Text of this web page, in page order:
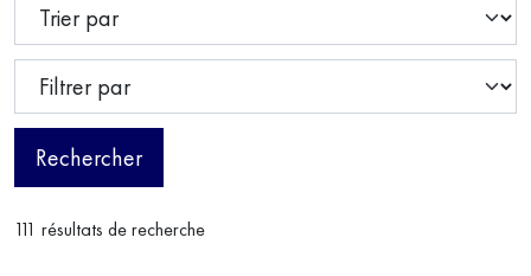
Rechercher
111 résultats de recherche